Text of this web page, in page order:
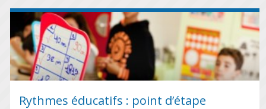
Rythmes éducatifs : point d’étape